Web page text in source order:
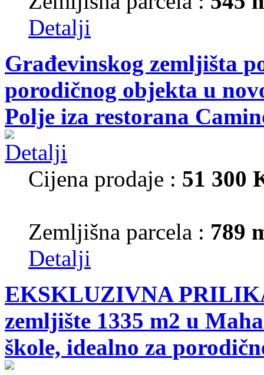
Detalji
Građevinskog zemljišta
porodičnog objekta u
Polje iza restorana
Cijena prodaje : 51 300
Zemljišna parcela : 789
Detalji
EKSKLUZIVNA
zemljište 1335 m2 u
škole, idealno za